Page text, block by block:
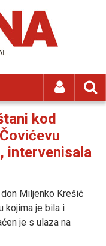
kod
intervenisala
Miljenko Krešić
kojima je bila i
je s ulaza na